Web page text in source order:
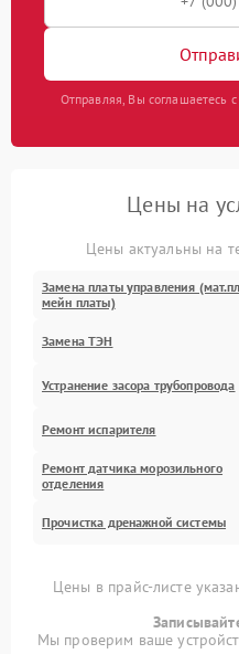
Отправляя, Вы соглашаетесь
Цены на
Цены актуальны на
Замена платы управления
мейн платы)
Замена ТЭН
Устранение засора трубопровода
Ремонт испарителя
Ремонт датчика морозильного
отделения
Прочистка дренажной системы
Цены в прайс-листе
Мы проверим ваше